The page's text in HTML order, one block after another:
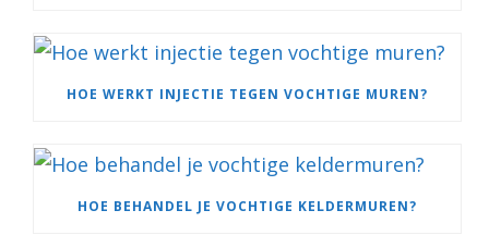
HOE WERKT INJECTIE TEGEN VOCHTIGE MUREN?
HOE BEHANDEL JE VOCHTIGE KELDERMUREN?